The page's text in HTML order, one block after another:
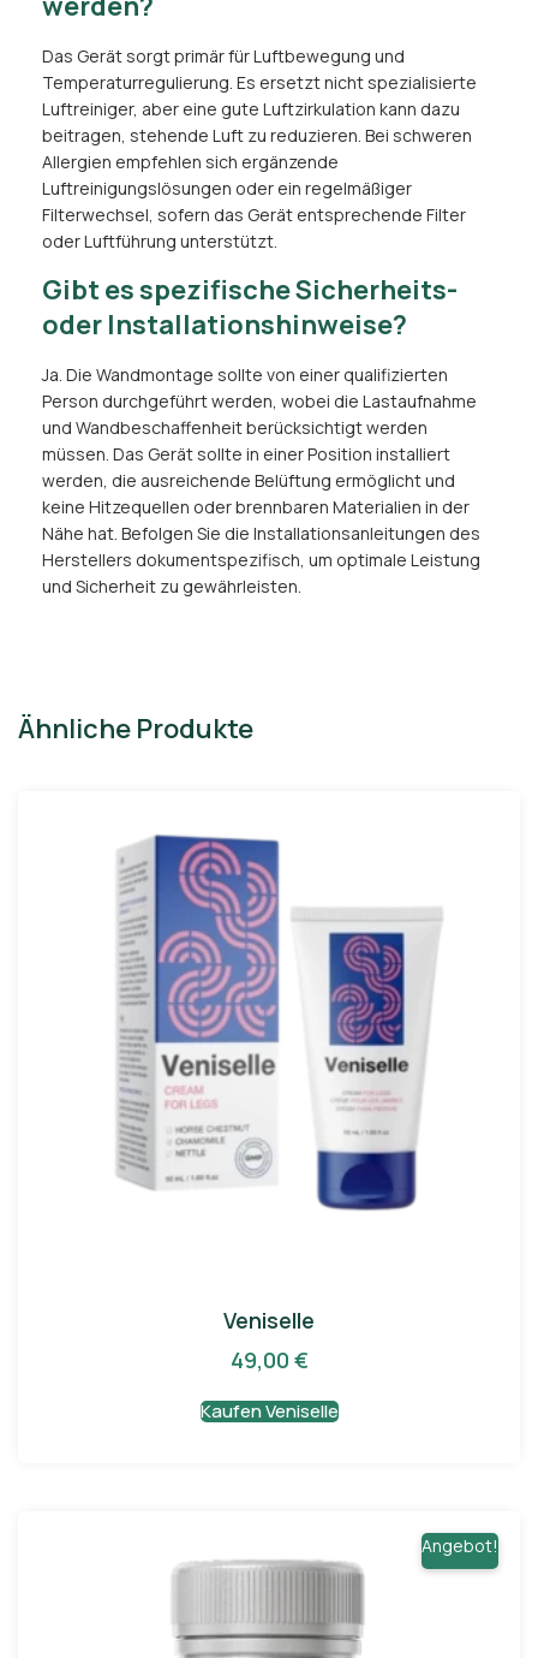
Das Gerät sorgt primär für Luftbewegung und
Temperaturregulierung. Es ersetzt nicht spezialisierte
Luftreiniger, aber eine gute Luftzirkulation kann dazu
beitragen, stehende Luft zu reduzieren. Bei schweren
Allergien empfehlen sich ergänzende
Luftreinigungslösungen oder ein regelmäßiger
Filterwechsel, sofern das Gerät entsprechende Filter
oder Luftführung unterstützt.
Gibt es spezifische Sicherheits-
oder Installationshinweise?
Ja. Die Wandmontage sollte von einer qualifizierten
Person durchgeführt werden, wobei die Lastaufnahme
und Wandbeschaffenheit berücksichtigt werden
müssen. Das Gerät sollte in einer Position installiert
werden, die ausreichende Belüftung ermöglicht und
keine Hitzequellen oder brennbaren Materialien in der
Nähe hat. Befolgen Sie die Installationsanleitungen des
Herstellers dokumentspezifisch, um optimale Leistung
und Sicherheit zu gewährleisten.
Ähnliche Produkte
Veniselle
49,00 €
Kaufen Veniselle
Angebot!